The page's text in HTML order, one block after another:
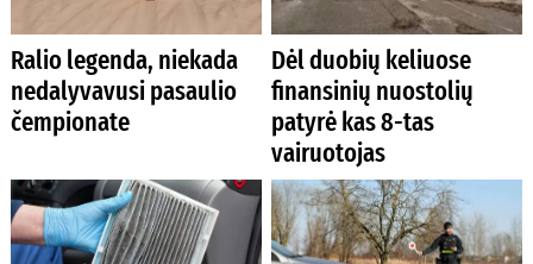
Ralio legenda, niekada
nedalyvavusi pasaulio
čempionate
Dėl duobių keliuose
finansinių nuostolių
patyrė kas 8-tas
vairuotojas